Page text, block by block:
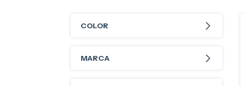
COLOR
MARCA